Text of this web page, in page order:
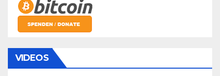
VIDEOS